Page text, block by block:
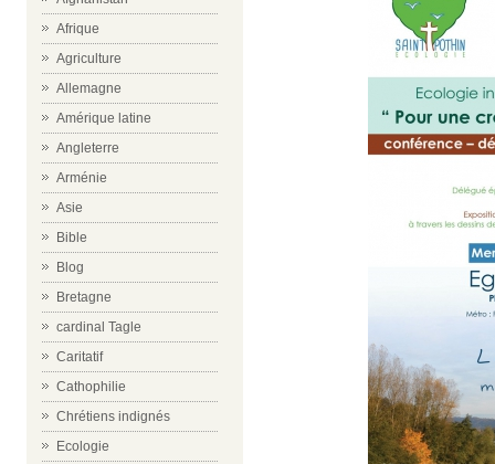
Afrique
Agriculture
Allemagne
Amérique latine
Angleterre
Arménie
Asie
Bible
Blog
Bretagne
cardinal Tagle
Caritatif
Cathophilie
Chrétiens indignés
Ecologie